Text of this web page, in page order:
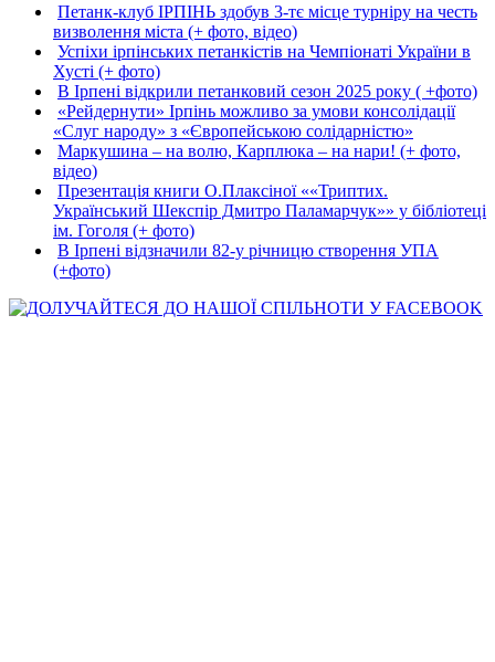
Петанк-клуб ІРПІНЬ здобув 3-тє місце турніру на честь
визволення міста (+ фото, відео)
Успіхи ірпінських петанкістів на Чемпіонаті України в
Хусті (+ фото)
В Ірпені відкрили петанковий сезон 2025 року ( +фото)
«Рейдернути» Ірпінь можливо за умови консолідації
«Слуг народу» з «Європейською солідарністю»
Маркушина – на волю, Карплюка – на нари! (+ фото,
відео)
Презентація книги О.Плаксіної ««Триптих.
Український Шекспір Дмитро Паламарчук»» у бібліотеці
ім. Гоголя (+ фото)
В Ірпені відзначили 82-у річницю створення УПА
(+фото)